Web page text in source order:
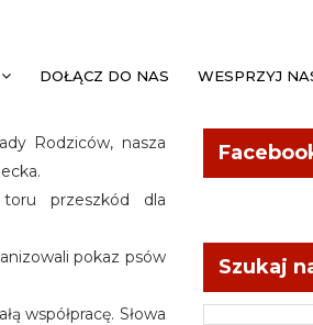
DOŁĄCZ DO NAS WESPRZYJ
Rodziców, nasza
toru przeszkód dla
pokaz psów
współpracę. Słowa
Szukaj